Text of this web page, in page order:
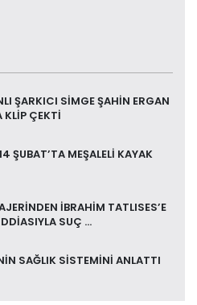
ŞARKICI SİMGE ŞAHİN ERGAN
KLİP ÇEKTİ
ŞUBAT’TA MEŞALELİ KAYAK
İBRAHİM TATLISES’E
SUÇ ...
SAĞLIK SİSTEMİNİ ANLATTI